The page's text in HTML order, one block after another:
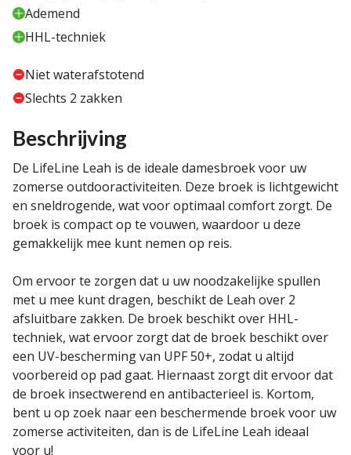
Ademend
HHL-techniek
Niet waterafstotend
Slechts 2 zakken
Beschrijving
De LifeLine Leah is de ideale damesbroek voor uw
zomerse outdooractiviteiten. Deze broek is lichtgewicht
en sneldrogende, wat voor optimaal comfort zorgt. De
broek is compact op te vouwen, waardoor u deze
gemakkelijk mee kunt nemen op reis.
Om ervoor te zorgen dat u uw noodzakelijke spullen
met u mee kunt dragen, beschikt de Leah over 2
afsluitbare zakken. De broek beschikt over HHL-
techniek, wat ervoor zorgt dat de broek beschikt over
een UV-bescherming van UPF 50+, zodat u altijd
voorbereid op pad gaat. Hiernaast zorgt dit ervoor dat
de broek insectwerend en antibacterieel is. Kortom,
bent u op zoek naar een beschermende broek voor uw
zomerse activiteiten, dan is de LifeLine Leah ideaal
voor u!